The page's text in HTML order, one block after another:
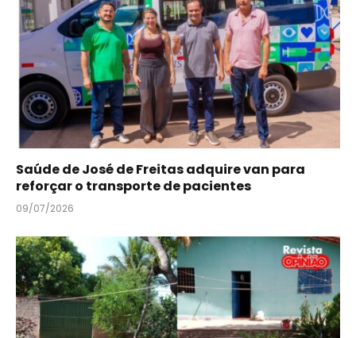
Saúde de José de Freitas adquire van para
reforçar o transporte de pacientes
09/07/2026